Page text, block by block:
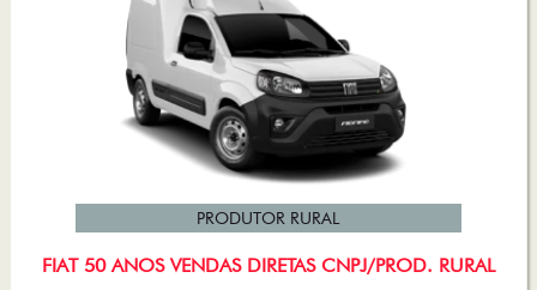
FIAT 50 ANOS VENDAS DIRETAS CNPJ/PROD. RURAL
PRODUTOR RURAL